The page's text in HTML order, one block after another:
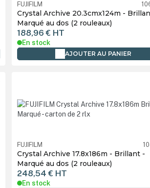
FUJIFILM
Crystal Archive 20.3cmx124m -
Marqué au dos (2 rouleaux)
188,96 € HT
En stock
AJOUTER AU PANIER
FUJIFILM
Crystal Archive 17.8x186m - Brillant -
Marqué au dos (2 rouleaux)
248,54 € HT
En stock